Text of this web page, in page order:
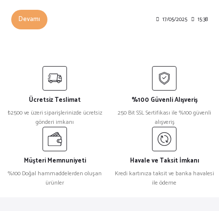
Devamı 17/05/2025 15:38
Ücretsiz Teslimat
₺2500 ve üzeri siparişlerinizde ücretsiz
gönderi imkanı
%100 Güvenli Alışveriş
250 Bit SSL Sertifikası ile %100 güvenli
alışveriş
Müşteri Memnuniyeti
%100 Doğal hammaddelerden oluşan
ürünler
Havale ve Taksit İmkanı
Kredi kartınıza taksit ve banka havalesi
ile ödeme